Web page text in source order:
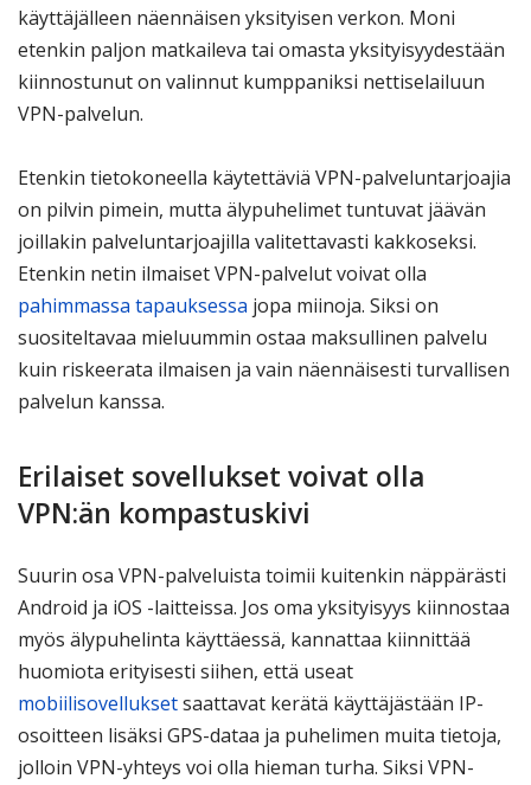
käyttäjälleen näennäisen yksityisen verkon. Moni
etenkin paljon matkaileva tai omasta yksityisyydestään
kiinnostunut on valinnut kumppaniksi nettiselailuun
VPN-palvelun.
Etenkin tietokoneella käytettäviä VPN-palveluntarjoajia
on pilvin pimein, mutta älypuhelimet tuntuvat jäävän
joillakin palveluntarjoajilla valitettavasti kakkoseksi.
Etenkin netin ilmaiset VPN-palvelut voivat olla
pahimmassa tapauksessa jopa miinoja. Siksi on
suositeltavaa mieluummin ostaa maksullinen palvelu
kuin riskeerata ilmaisen ja vain näennäisesti turvallisen
palvelun kanssa.
Erilaiset sovellukset voivat olla
VPN:än kompastuskivi
Suurin osa VPN-palveluista toimii kuitenkin näppärästi
Android ja iOS -laitteissa. Jos oma yksityisyys kiinnostaa
myös älypuhelinta käyttäessä, kannattaa kiinnittää
huomiota erityisesti siihen, että useat
mobiilisovelluksetsaattavat kerätä käyttäjästään IP-
osoitteen lisäksi GPS-dataa ja puhelimen muita tietoja,
jolloin VPN-yhteys voi olla hieman turha. Siksi VPN-